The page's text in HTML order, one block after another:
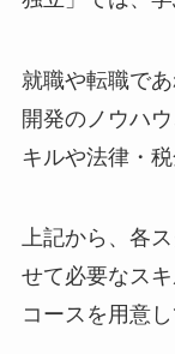
就職や転職で
開発のノウハ
キルや法律・
上記から、各
せて必要なス
コースを用意し